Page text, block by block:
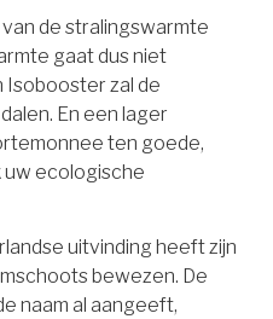
de stralingswarmte
gaat dus niet
Isobooster zal de
En een lager
ten goede,
uw ecologische
uitvinding heeft zijn
bewezen. De
naam al aangeeft,